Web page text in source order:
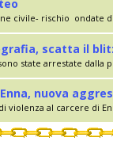
civile- rischio ondate
scatta il
state arrestate dalla
nuova
violenza al carcere di